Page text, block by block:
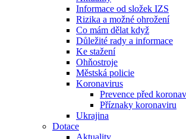
Informace od složek IZS
Rizika a možné ohrožení
Co mám dělat když
Důležité rady a informace
Ke stažení
Ohňostroje
Městská policie
Koronavirus
Prevence před
Příznaky koronaviru
Ukrajina
Dotace